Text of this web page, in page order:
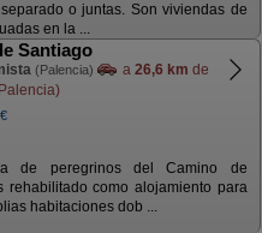
o juntas. Son viviendas de
en la ...
Santiago
(Palencia) a 26,6 km de
de peregrinos del Camino de
rehabilitado como alojamiento para
habitaciones dob ...